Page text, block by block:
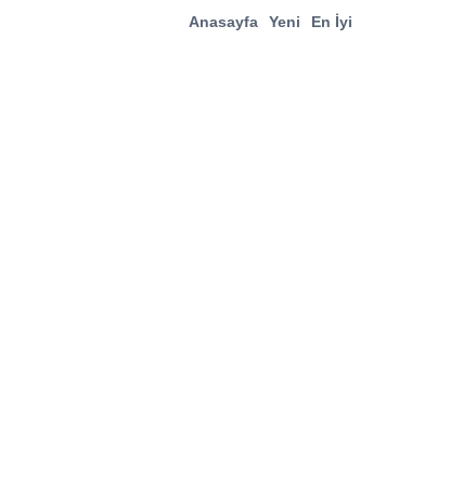
Anasayfa Yeni En İyi